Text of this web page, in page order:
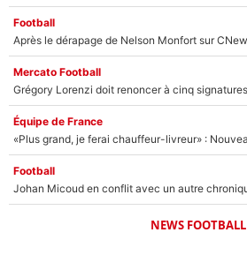
Football
Mercato Football
Équipe de France
Football
NEWS FOOTBALL